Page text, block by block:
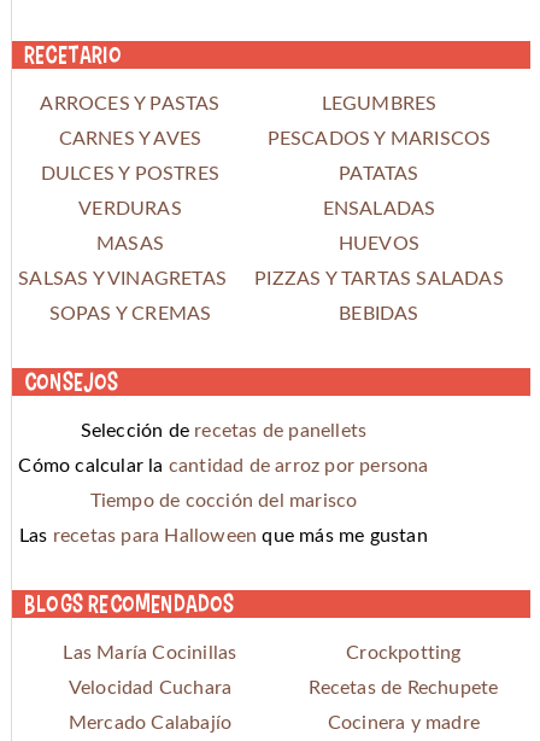
Recetario
ARROCES Y PASTAS
LEGUMBRES
CARNES Y AVES
PESCADOS Y MARISCOS
DULCES Y POSTRES
PATATAS
VERDURAS
ENSALADAS
MASAS
HUEVOS
SALSAS Y VINAGRETAS
PIZZAS Y TARTAS SALADAS
SOPAS Y CREMAS
BEBIDAS
Consejos
Selección de recetas de panellets
Cómo calcular la cantidad de arroz por persona
Tiempo de cocción del marisco
Las recetas para Halloween que más me gustan
Blogs recomendados
Las María Cocinillas
Crockpotting
Velocidad Cuchara
Recetas de Rechupete
Mercado Calabajío
Cocinera y madre